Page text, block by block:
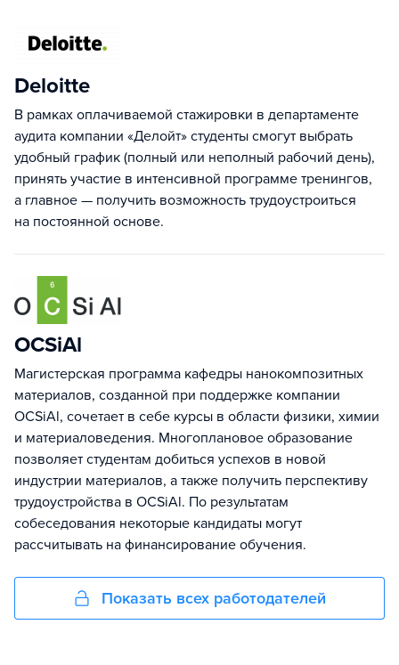
Deloitte
В рамках оплачиваемой стажировки в департаменте
аудита компании «Делойт» студенты смогут выбрать
удобный график (полный или неполный рабочий день),
принять участие в интенсивной программе тренингов,
а главное — получить возможность трудоустроиться
на постоянной основе.
OCSiAl
Магистерская программа кафедры нанокомпозитных
материалов, созданной при поддержке компании
OCSiAl, сочетает в себе курсы в области физики, химии
и материаловедения. Многоплановое образование
позволяет студентам добиться успехов в новой
индустрии материалов, а также получить перспективу
трудоустройства в OCSiAl. По результатам
собеседования некоторые кандидаты могут
рассчитывать на финансирование обучения.
Показать всех работодателей